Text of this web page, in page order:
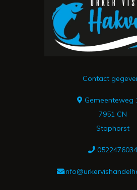
Contact
Gemeenteweg
7951 CN
Staphorst
0522476034